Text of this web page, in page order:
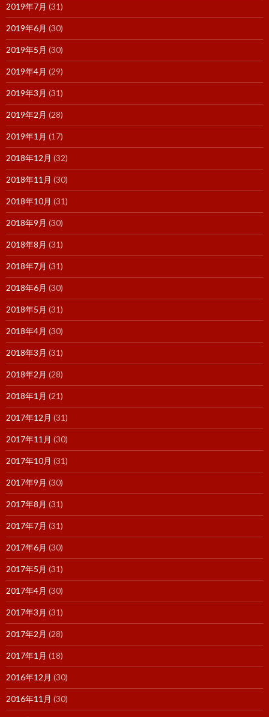
2019年7月 (31)
2019年6月 (30)
2019年5月 (30)
2019年4月 (29)
2019年3月 (31)
2019年2月 (28)
2019年1月 (17)
2018年12月 (32)
2018年11月 (30)
2018年10月 (31)
2018年9月 (30)
2018年8月 (31)
2018年7月 (31)
2018年6月 (30)
2018年5月 (31)
2018年4月 (30)
2018年3月 (31)
2018年2月 (28)
2018年1月 (21)
2017年12月 (31)
2017年11月 (30)
2017年10月 (31)
2017年9月 (30)
2017年8月 (31)
2017年7月 (31)
2017年6月 (30)
2017年5月 (31)
2017年4月 (30)
2017年3月 (31)
2017年2月 (28)
2017年1月 (18)
2016年12月 (30)
2016年11月 (30)